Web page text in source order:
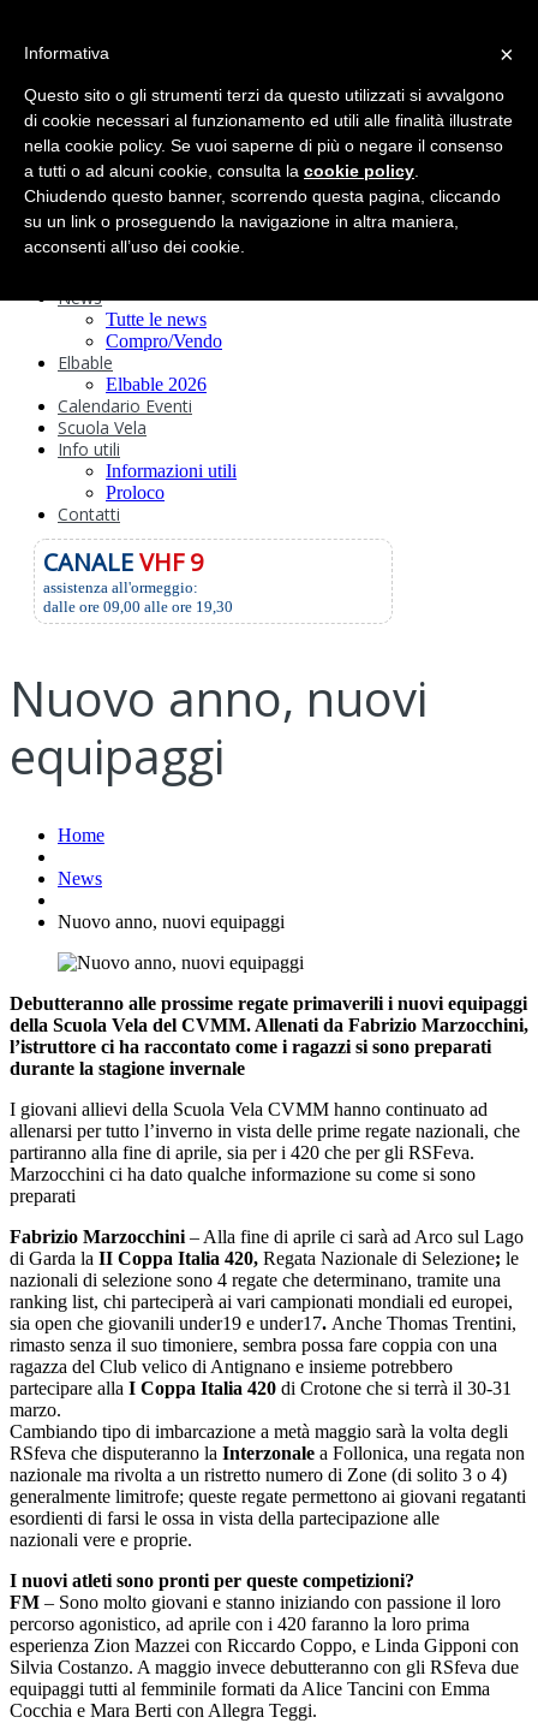
Circolo
Statuto e
Regolamenti
Storia
Ormeggi
Sede e Servizi
Attività
Safeguarding
News
Tutte le news
Compro/Vendo
Elbable
Elbable 2026
Calendario Eventi
Scuola Vela
Info utili
Informazioni utili
Proloco
Contatti
CANALEVHF 9
assistenza all'ormeggio:
dalle ore 09,00 alle ore 19,30
Nuovo anno, nuovi
equipaggi
Home
News
Nuovo anno, nuovi equipaggi
Debutteranno alle prossime regate primaverili i nuovi equipaggi
della Scuola Vela del CVMM. Allenati da Fabrizio Marzocchini,
l’istruttore ci ha raccontato come i ragazzi si sono preparati
durante la stagione invernale
I giovani allievi della Scuola Vela CVMM hanno continuato ad
allenarsi per tutto l’inverno in vista delle prime regate nazionali, che
partiranno alla fine di aprile, sia per i 420 che per gli RSFeva.
Marzocchini ci ha dato qualche informazione su come si sono
preparati
Fabrizio Marzocchini – Alla fine di aprile ci sarà ad Arco sul Lago
di Garda la II Coppa Italia 420, Regata Nazionale di Selezione; le
nazionali di selezione sono 4 regate che determinano, tramite una
ranking list, chi parteciperà ai vari campionati mondiali ed europei,
sia open che giovanili under19 e under17. Anche Thomas Trentini,
rimasto senza il suo timoniere, sembra possa fare coppia con una
ragazza del Club velico di Antignano e insieme potrebbero
partecipare alla I Coppa Italia 420 di Crotone che si terrà il 30-31
marzo.
Cambiando tipo di imbarcazione a metà maggio sarà la volta degli
RSfeva che disputeranno la Interzonale a Follonica, una regata non
nazionale ma rivolta a un ristretto numero di Zone (di solito 3 o 4)
generalmente limitrofe; queste regate permettono ai giovani regatanti
esordienti di farsi le ossa in vista della partecipazione alle
nazionali vere e proprie.
I nuovi atleti sono pronti per queste competizioni?
FM – Sono molto giovani e stanno iniziando con passione il loro
percorso agonistico, ad aprile con i 420 faranno la loro prima
esperienza Zion Mazzei con Riccardo Coppo, e Linda Gipponi con
Silvia Costanzo. A maggio invece debutteranno con gli RSfeva due
equipaggi tutti al femminile formati da Alice Tancini con Emma
Cocchia e Mara Berti con Allegra Teggi.
×
Informativa
Questo sito o gli strumenti terzi da questo utilizzati si avvalgono
di cookie necessari al funzionamento ed utili alle finalità illustrate
nella cookie policy. Se vuoi saperne di più o negare il consenso
a tutti o ad alcuni cookie, consulta la cookie policy
Chiudendo questo banner, scorrendo questa pagina, cliccando
su un link o proseguendo la navigazione in altra maniera,
acconsenti all’uso dei cookie.